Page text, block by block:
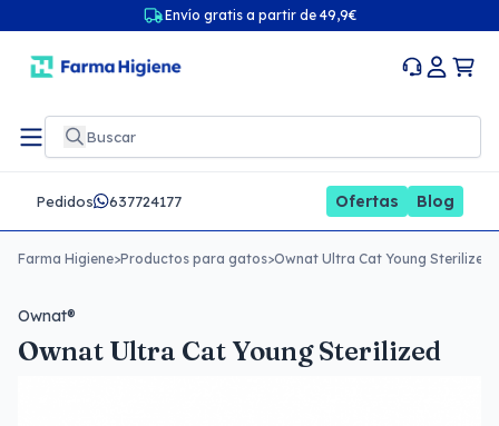
Envío gratis a partir de 49,9€
Pedidos 637724177 Ofertas Blog
Farma Higiene>Productos para gatos>Ownat Ultra Cat Young Sterilized
Ownat®
Ownat Ultra Cat Young Sterilized